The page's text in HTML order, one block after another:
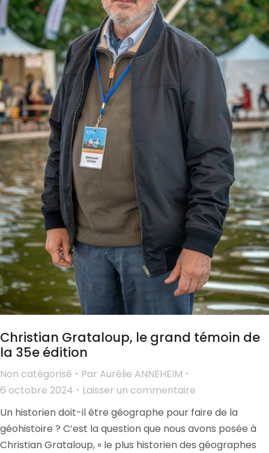
Christian Grataloup, le grand témoin de
la 35e édition
Non catégorisé Par Aurélie ANNEHEIM
6 octobre 2024
Laisser un commentaire
Un historien doit-il être géographe pour faire de la
géohistoire ? C’est la question que nous avons posée à
Christian Grataloup, « le plus historien des géographes